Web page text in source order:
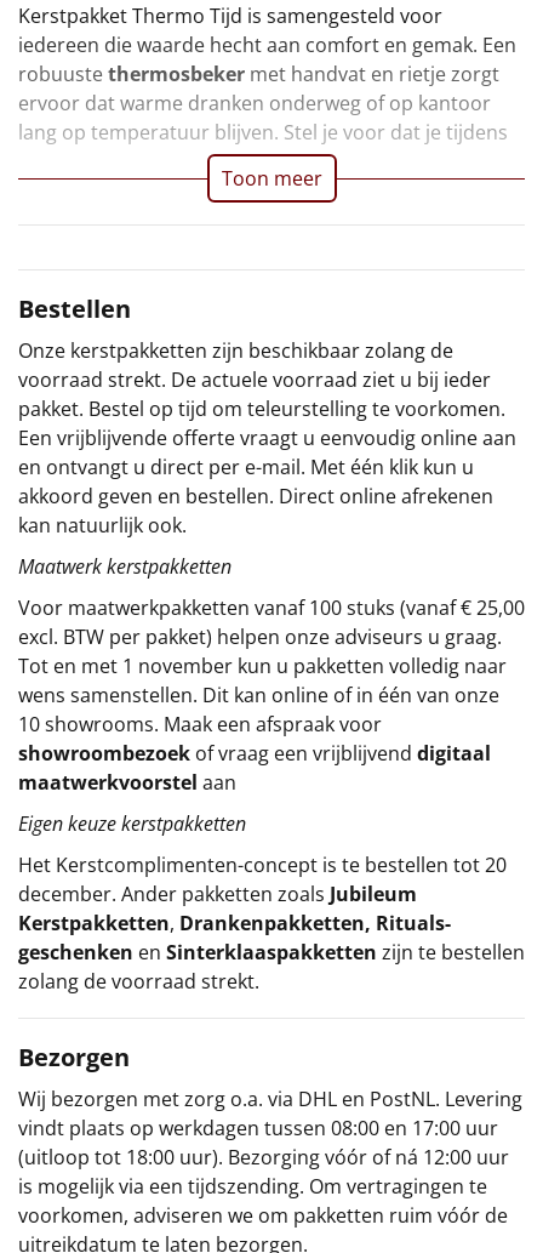
Ideeën
Personeel
Doe het zelf
Sinterklaaspakketten
Particulier
Kerstgeschenken 2026
Relatiegeschenken
Cadeaubon
Per stuk
Alle overige
Kerstpakket Thermo Tijd is samengesteld voor
iedereen die waarde hecht aan comfort en gemak. Een
robuustethermosbeker met handvat en rietje zorgt
ervoor dat warme dranken onderweg of op kantoor
lang op temperatuur blijven. Stel je voor dat je tijdens
Toon meer
Bestellen
Onze kerstpakketten zijn beschikbaar zolang de
voorraad strekt. De actuele voorraad ziet u bij ieder
pakket. Bestel op tijd om teleurstelling te voorkomen.
Een vrijblijvende offerte vraagt u eenvoudig online aan
en ontvangt u direct per e-mail. Met één klik kun u
akkoord geven en bestellen. Direct online afrekenen
kan natuurlijk ook.
Maatwerk kerstpakketten
Voor maatwerkpakketten vanaf 100 stuks (vanaf € 25,00
excl. BTW per pakket) helpen onze adviseurs u graag.
Tot en met 1 november kun u pakketten volledig naar
wens samenstellen. Dit kan online of in één van onze
10 showrooms. Maak een afspraak voor
showroombezoek of vraag een vrijblijvend digitaal
maatwerkvoorstel aan
Eigen keuze kerstpakketten
Het Kerstcomplimenten-concept is te bestellen tot 20
december. Ander pakketten zoals Jubileum
Kerstpakketten, Drankenpakketten, Rituals-
geschenken en Sinterklaaspakketten zijn te bestellen
zolang de voorraad strekt.
Bezorgen
Wij bezorgen met zorg o.a. via DHL en PostNL. Levering
vindt plaats op werkdagen tussen 08:00 en 17:00 uur
(uitloop tot 18:00 uur). Bezorging vóór of ná 12:00 uur
is mogelijk via een tijdszending. Om vertragingen te
voorkomen, adviseren we om pakketten ruim vóór de
uitreikdatum te laten bezorgen.